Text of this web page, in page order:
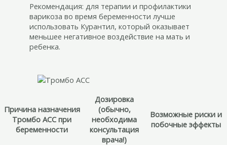
Рекомендация: для терапии и профилактики
варикоза во время беременности лучше
использовать Курантил, который оказывает
меньшее негативное воздействие на мать и
ребенка.
Причина назначения
Тромбо АСС при
беременности
Дозировка
(обычно,
необходима
консультация
врача!)
Возможные риски и
побочные эффекты